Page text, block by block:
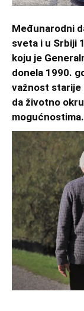
Međunarodni
sveta i u Srbiji
koju je
donela 1990.
važnost starije
da životno
mogućnostima.